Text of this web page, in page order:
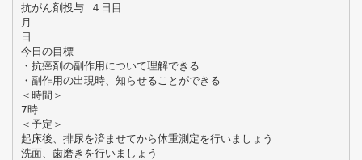
抗がん剤投与 ４日目
月
日
今日の目標
・抗癌剤の副作用について理解できる
・副作用の出現時、知らせることができる
＜時間＞
7時
＜予定＞
起床後、排尿を済ませてから体重測定を行いましょう
洗面、歯磨きを行いましょう